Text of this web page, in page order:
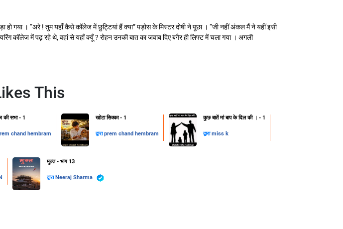
गया । “अरे ! तुम यहाँ कैसे कॉलेज में छुट्टियां हैं क्या” पड़ोस के मिस्टर दोषी ने पूछा । “जी नहीं अंकल मैं ने यहीं इसी
कॉलेज में पढ़ रहे थे, वहां से यहाँ क्यूँ ? रोहन उनकी बात का जवाब दिए बगैर ही लिफ्ट में चला गया । अगली
This
की सभा - 1
chand hembram
खोटा सिक्का - 1
द्वाराprem chand hembram
कुछ बातें मां बाप के दिल की । - 1
द्वाराmiss k
मुक्त - भाग 13
द्वारा Neeraj Sharma